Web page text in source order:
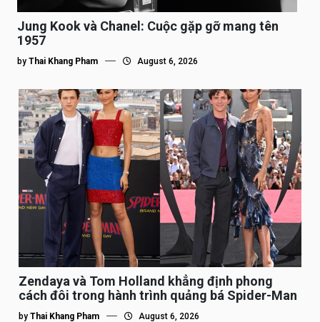
Jung Kook và Chanel: Cuộc gặp gỡ mang tên
1957
by Thai Khang Pham August 6, 2026
Zendaya và Tom Holland khẳng định phong
cách đôi trong hành trình quảng bá Spider-Man
by Thai Khang Pham August 6, 2026